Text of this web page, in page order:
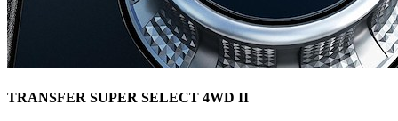
TRANSFER SUPER SELECT 4WD II